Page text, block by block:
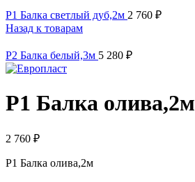
Р1 Балка светлый дуб,2м 2 760 ₽
Назад к товарам
Р2 Балка белый,3м 5 280 ₽
Р1 Балка олива,2м
2 760 ₽
Р1 Балка олива,2м